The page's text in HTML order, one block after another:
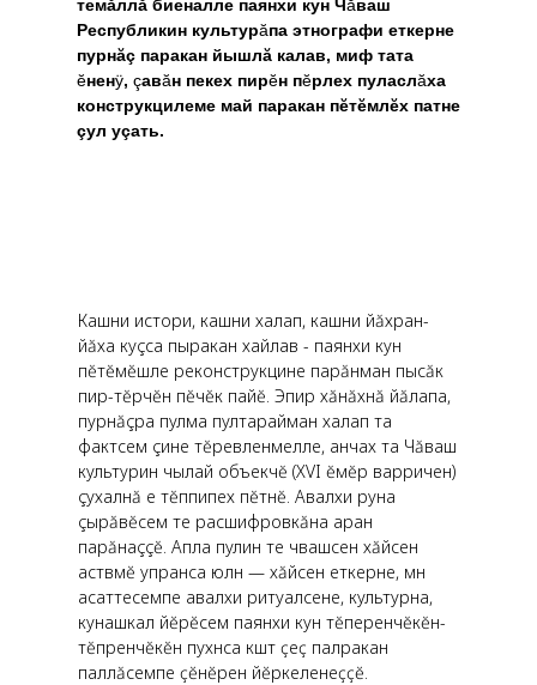
темăллă биеналле паянхи кун Чăваш
Республикин культурăпа этнографи еткерне
пурнăç паракан йышлă калав, миф тата
ĕненÿ, çавăн пекех пирĕн пĕрлех пуласлăха
конструкцилеме май паракан пĕтĕмлĕх патне
çул уçать.
Кашни истори, кашни халап, кашни йăхран-
йăха куçса пыракан хайлав - паянхи кун
пĕтĕмĕшле реконструкцине парăнман пысăк
пир-тĕрчĕн пĕчĕк пайĕ. Эпир хăнăхнă йăлапа,
пурнăçра пулма пултарайман халап та
фактсем çине тĕревленмелле, анчах та Чăваш
культурин чылай объекчĕ (XVI ĕмĕр варричен)
çухалнă е тĕппипех пĕтнĕ. Авалхи руна
çырăвĕсем те расшифровкăна аран
парăнаççĕ. Апла пулин те чӑвашсен хăйсен
астӑвӑмӗ упранса юлнӑ — хăйсен еткерне, мӑн
асаттесемпе авалхи ритуалсене, культурӑна,
кунашкал йӗрӗсем паянхи кун тĕперенчĕкĕн-
тĕпренчĕкĕн пухӑнса кӑшт ҫеҫ палӑракан
паллăсемпе ҫӗнӗрен йӗркеленеҫҫӗ.